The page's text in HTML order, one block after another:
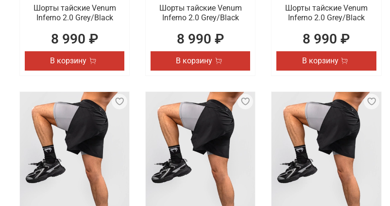
Шорты тайские Venum
Inferno 2.0 Grey/Black
8 990 ₽
В корзину
Шорты тайские Venum
Inferno 2.0 Grey/Black
8 990 ₽
В корзину
Шорты тайские Venum
Inferno 2.0 Grey/Black
8 990 ₽
В корзину